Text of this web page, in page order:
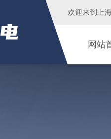
欢迎来到 上
网站